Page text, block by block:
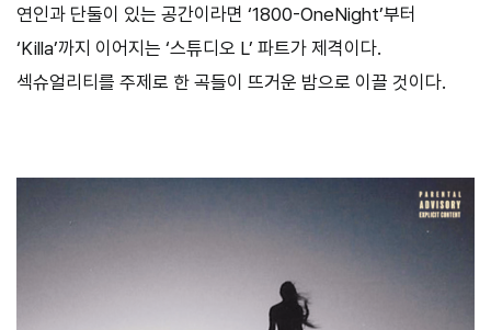
연인과 단둘이 있는 공간이라면 ‘1800-OneNight’부터
‘Killa’까지 이어지는 ‘스튜디오 L’ 파트가 제격이다.
섹슈얼리티를 주제로 한 곡들이 뜨거운 밤으로 이끌 것이다.